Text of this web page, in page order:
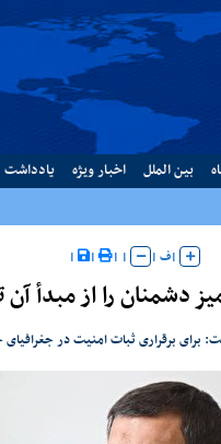
بین الملل اخبار ویژه یادداشت
|ف|
|
|
|
|
دشمنان را از مبدأ آن
برای برقراری ثبات امنیت در